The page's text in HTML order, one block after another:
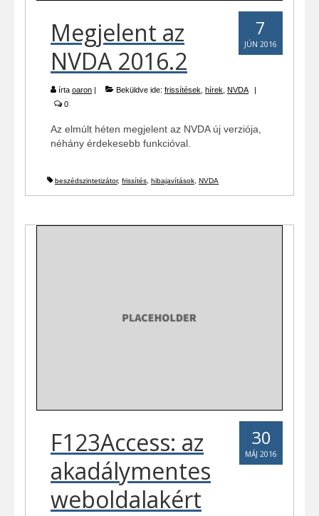
7
JÚN 2016
Megjelent az
NVDA 2016.2
írta oaron Beküldve ide: frissítések, hírek, NVDA
0
Az elmúlt héten megjelent az NVDA új verziója,
néhány érdekesebb funkcióval.
beszédszintetizátor, frissítés, hibajavítások, NVDA
30
MÁJ 2016
F123Access: az
akadálymentes
weboldalakért